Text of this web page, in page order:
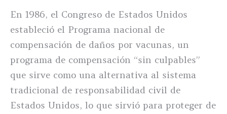
En 1986, el Congreso de Estados Unidos
estableció el Programa nacional de
compensación de daños por vacunas, un
programa de compensación “sin culpables”
que sirve como una alternativa al sistema
tradicional de responsabilidad civil de
Estados Unidos, lo que sirvió para proteger de